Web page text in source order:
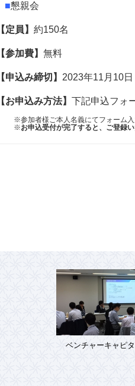
■懇親会
【定員】 約150名
【参加費】 無料
【申込み締切】 2023年11月10
【お申込み方法】 下記申込フォ
※参加者様ご本人名義にてフォーム入
※お申込受付が完了すると、ご登録
ベンチャーキャピ